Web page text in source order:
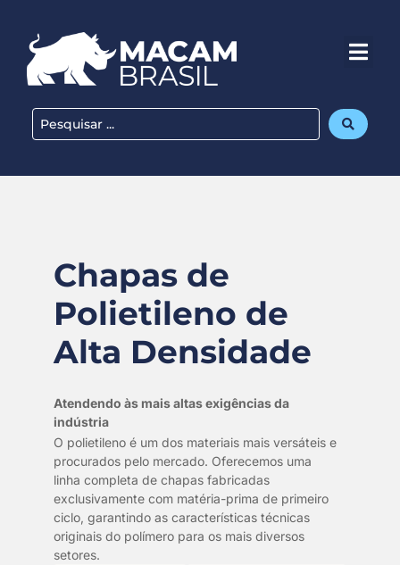
Chapas de
Polietileno de
Alta Densidade
Atendendo às mais altas exigências da
indústria
O polietileno é um dos materiais mais versáteis e
procurados pelo mercado. Oferecemos uma
linha completa de chapas fabricadas
exclusivamente com matéria-prima de primeiro
ciclo, garantindo as características técnicas
originais do polímero para os mais diversos
setores.